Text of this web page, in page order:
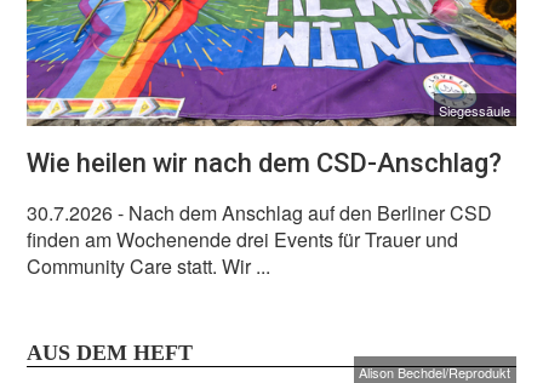
Siegessäule
Wie heilen wir nach dem CSD-Anschlag?
30.7.2026- Nach dem Anschlag auf den Berliner CSD
finden am Wochenende drei Events für Trauer und
Community Care statt. Wir ...
AUS DEM HEFT
Alison Bechdel/Reprodukt